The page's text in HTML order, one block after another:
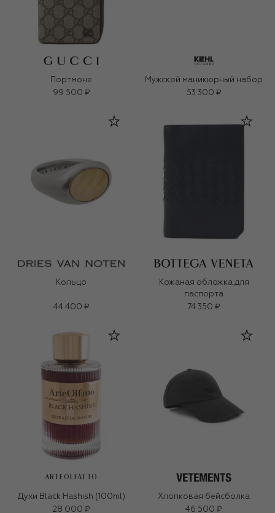
Портмоне
99 500 ₽
Мужской маникюрный набор
53 300 ₽
Кольцо
44 400 ₽
Кожаная обложка для
паспорта
74 350 ₽
ARTEOLFATTO
Духи Black Hashish (100ml)
28 000 ₽
Хлопковая бейсболка
46 500 ₽